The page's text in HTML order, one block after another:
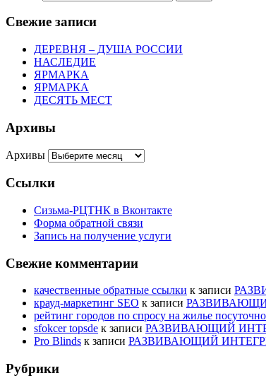
Свежие записи
ДЕРЕВНЯ – ДУША РОССИИ
НАСЛЕДИЕ
ЯРМАРКА
ЯРМАРКА
ДЕСЯТЬ МЕСТ
Архивы
Архивы
Ссылки
Сизьма-РЦТНК в Вконтакте
Форма обратной связи
Запись на получение услуги
Свежие комментарии
качественные обратные ссылки к записи
крауд-маркетинг SEO к записи
рейтинг городов по спросу на жилье посуточно
sfokcer topsde к записи РАЗВИВАЮЩИЙ
Pro Blinds к записи РАЗВИВАЮЩИЙ
Рубрики